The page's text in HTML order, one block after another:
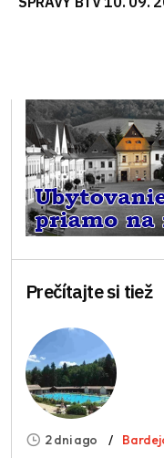
Prečítajte si tiež
2 dni ago